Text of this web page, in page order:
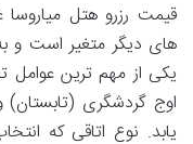
قیمت رزرو هتل میاروسا
های دیگر متغیر است و
یکی از مهم ترین عوامل
اوج گردشگری
یابد. نوع اتاقی که